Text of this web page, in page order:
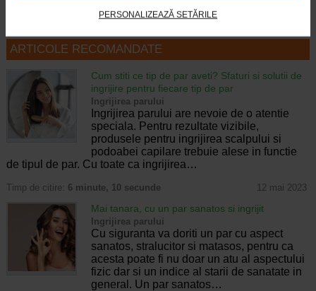
PERSONALIZEAZĂ SETĂRILE
ARTICOLE RECOMANDATE
Cum stiti ce tip de par aveti? Sfaturi si solutii de
ingrijire pentru fiecare tip de par
Ingrijirea parului
Ingrijirea parului are nevoie de o atentie
speciala. Pentru rezultate vizibile,
produsele pentru ingrijirea scalpului si
podoabei capilare trebuie alese in functie
de tipul de par. Cu toate ca ingrijirea…
Timp de citire: 6 minute, 10 secunde 12 mai 2023
Mai tanara, cu un par sanatos si ingrijit
Ingrijirea parului
Cu siguranta va doriti un par cu aspect
sanatos, stralucitor si matasos, pentru ca
acesta poate fi nu doar un atu al aspectului
fizic dar si un indice al starii de sanatate in
general. Un par sanatos…